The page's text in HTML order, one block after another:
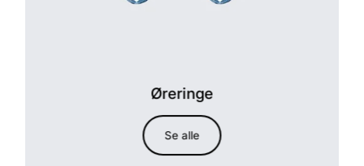
Øreringe
Se alle